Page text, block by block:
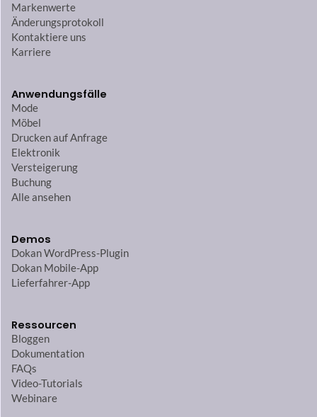
Markenwerte
Änderungsprotokoll
Kontaktiere uns
Karriere
Anwendungsfälle
Mode
Möbel
Drucken auf Anfrage
Elektronik
Versteigerung
Buchung
Alle ansehen
Demos
Dokan WordPress-Plugin
Dokan Mobile-App
Lieferfahrer-App
Ressourcen
Bloggen
Dokumentation
FAQs
Video-Tutorials
Webinare